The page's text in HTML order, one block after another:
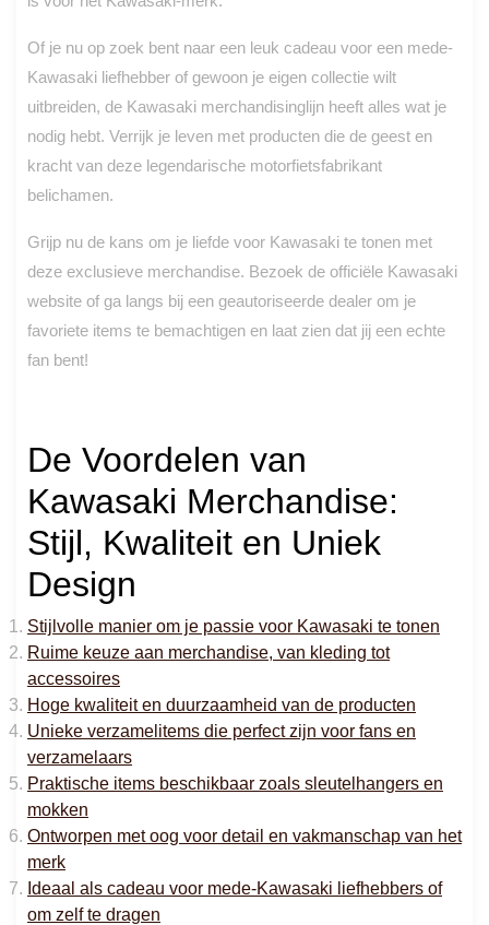
Of je nu op zoek bent naar een leuk cadeau voor een mede-
Kawasaki liefhebber of gewoon je eigen collectie wilt
uitbreiden, de Kawasaki merchandisinglijn heeft alles wat je
nodig hebt. Verrijk je leven met producten die de geest en
kracht van deze legendarische motorfietsfabrikant
belichamen.
Grijp nu de kans om je liefde voor Kawasaki te tonen met
deze exclusieve merchandise. Bezoek de officiële Kawasaki
website of ga langs bij een geautoriseerde dealer om je
favoriete items te bemachtigen en laat zien dat jij een echte
fan bent!
De Voordelen van
Kawasaki Merchandise:
Stijl, Kwaliteit en Uniek
Design
Stijlvolle manier om je passie voor Kawasaki te tonen
Ruime keuze aan merchandise, van kleding tot
accessoires
Hoge kwaliteit en duurzaamheid van de producten
Unieke verzamelitems die perfect zijn voor fans en
verzamelaars
Praktische items beschikbaar zoals sleutelhangers en
mokken
Ontworpen met oog voor detail en vakmanschap van het
merk
Ideaal als cadeau voor mede-Kawasaki liefhebbers of
om zelf te dragen